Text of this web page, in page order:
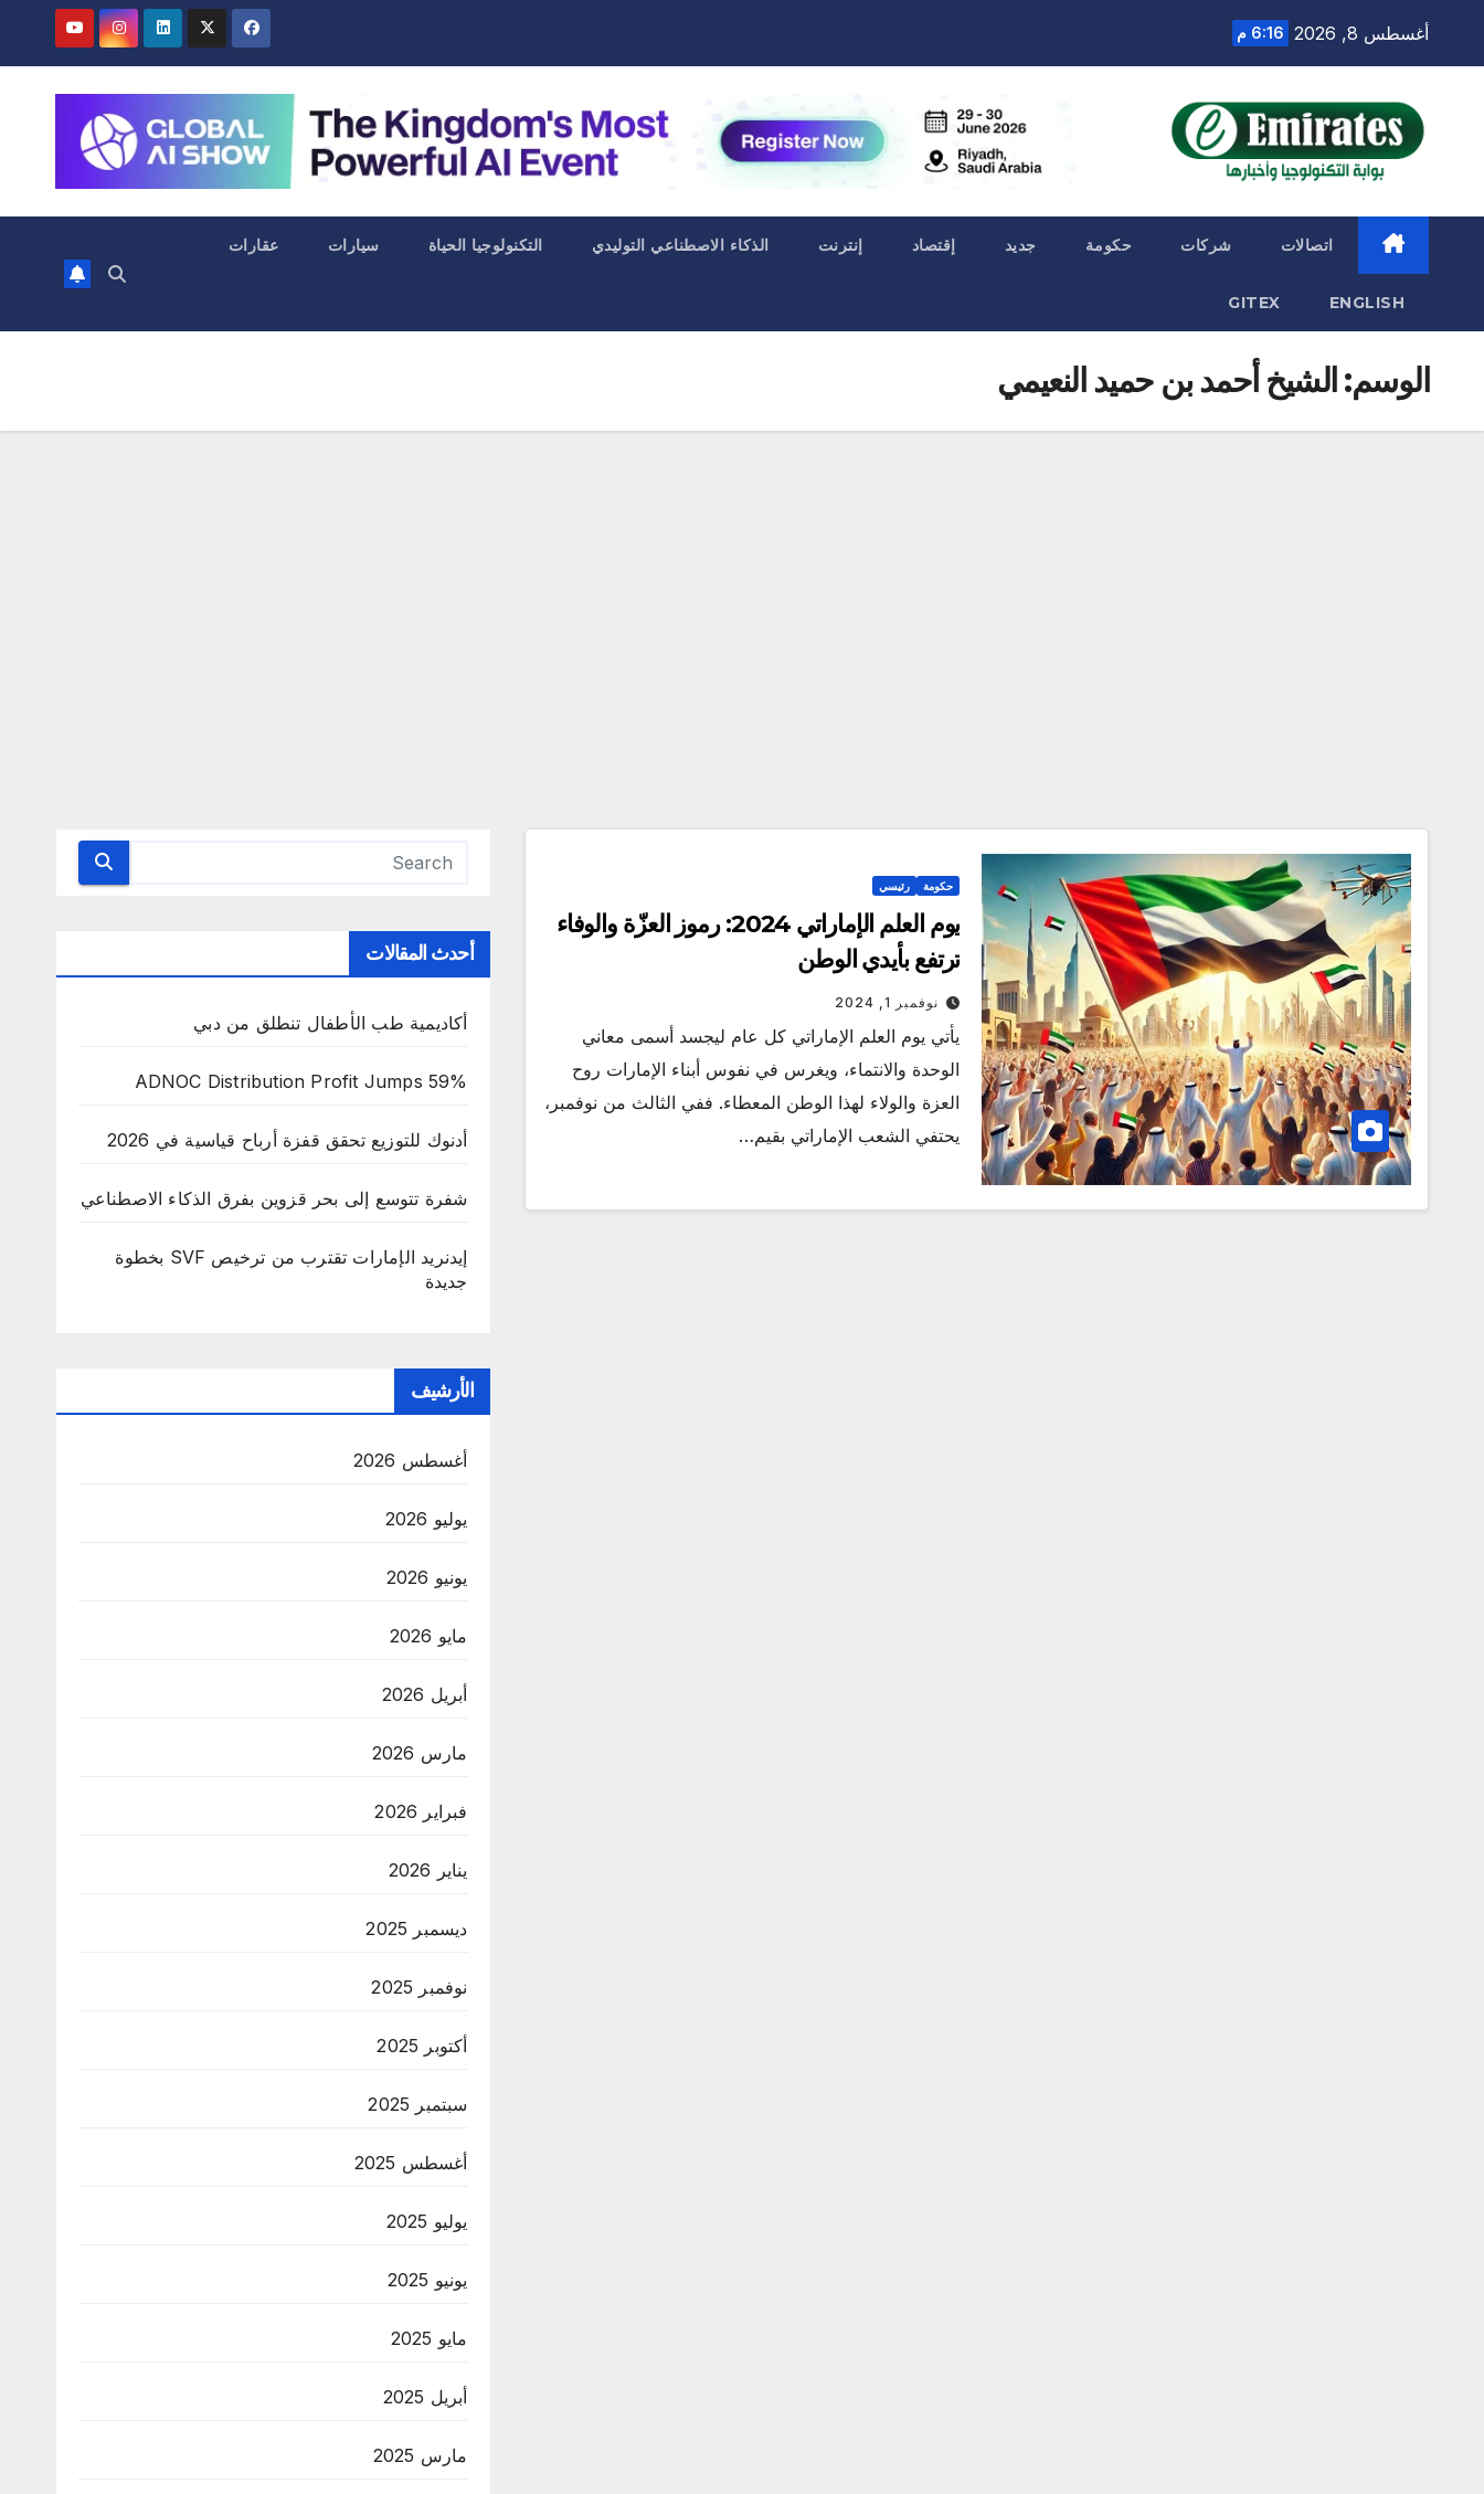
أغسطس 8, 2026 6:16 م
اتصالات شركات حكومة جديد إقتصاد إنترنت الذكاء الاصطناعي التوليدي التكنولوجيا الحياة سيارات عقارات
ENGLISH
GITEX
الوسم: الشيخ أحمد بن حميد النعيمي
حكومة رئيسي
يوم العلم الإماراتي 2024: رموز العزّة والوفاء
ترتفع بأيدي الوطن
نوفمبر 1, 2024
يأتي يوم العلم الإماراتي كل عام ليجسد أسمى معاني
الوحدة والانتماء، ويغرس في نفوس أبناء الإمارات روح
العزة والولاء لهذا الوطن المعطاء. ففي الثالث من نوفمبر،
يحتفي الشعب الإماراتي بقيم…
أحدث المقالات
أكاديمية طب الأطفال تنطلق من دبي
ADNOC Distribution Profit Jumps 59%
أدنوك للتوزيع تحقق قفزة أرباح قياسية في 2026
شفرة تتوسع إلى بحر قزوين بفرق الذكاء الاصطناعي
إيدنريد الإمارات تقترب من ترخيص SVF بخطوة
جديدة
الأرشيف
أغسطس 2026
يوليو 2026
يونيو 2026
مايو 2026
أبريل 2026
مارس 2026
فبراير 2026
يناير 2026
ديسمبر 2025
نوفمبر 2025
أكتوبر 2025
سبتمبر 2025
أغسطس 2025
يوليو 2025
يونيو 2025
مايو 2025
أبريل 2025
مارس 2025